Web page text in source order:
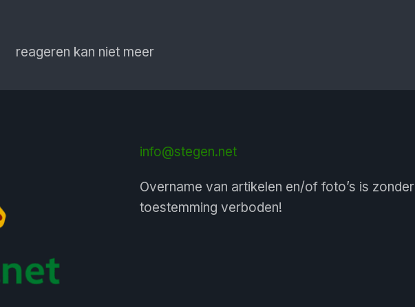
reageren kan niet meer
info@stegen.net
Overname van artikelen en/of foto’s is zonder
toestemming verboden!